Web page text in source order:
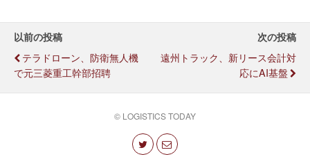
以前の投稿
テラドローン、防衛無人機
で元三菱重工幹部招聘
次の投稿
遠州トラック、新リース会計対
応にAI基盤
© LOGISTICS TODAY